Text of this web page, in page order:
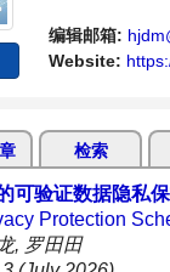
编辑邮箱:
Website:
检索
可验证数据隐私
Protection
, 罗田田